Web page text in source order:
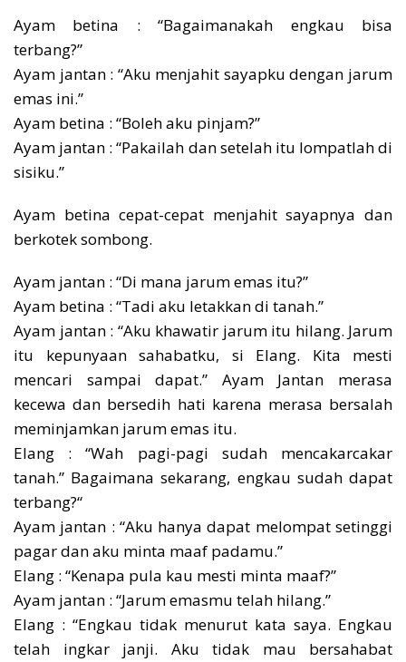
Ayam betina : “Bagaimanakah engkau bisa
terbang?”
Ayam jantan : “Aku menjahit sayapku dengan jarum
emas ini.”
Ayam betina : “Boleh aku pinjam?”
Ayam jantan : “Pakailah dan setelah itu lompatlah di
sisiku.”
Ayam betina cepat-cepat menjahit sayapnya dan
berkotek sombong.
Ayam jantan : “Di mana jarum emas itu?”
Ayam betina : “Tadi aku letakkan di tanah.”
Ayam jantan : “Aku khawatir jarum itu hilang. Jarum
itu kepunyaan sahabatku, si Elang. Kita mesti
mencari sampai dapat.” Ayam Jantan merasa
kecewa dan bersedih hati karena merasa bersalah
meminjamkan jarum emas itu.
Elang : “Wah pagi-pagi sudah mencakarcakar
tanah.” Bagaimana sekarang, engkau sudah dapat
terbang?“
Ayam jantan : “Aku hanya dapat melompat setinggi
pagar dan aku minta maaf padamu.”
Elang : “Kenapa pula kau mesti minta maaf?”
Ayam jantan : “Jarum emasmu telah hilang.”
Elang : “Engkau tidak menurut kata saya. Engkau
telah ingkar janji. Aku tidak mau bersahabat